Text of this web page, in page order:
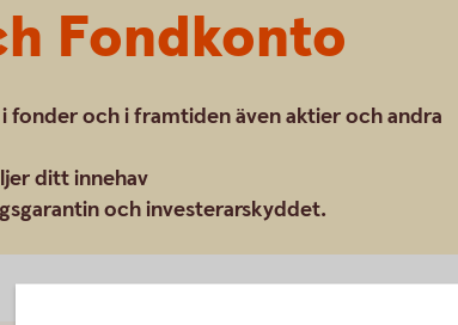
Fondkonto
fonder och i framtiden även aktier och andra
ditt innehav
och investerarskyddet.